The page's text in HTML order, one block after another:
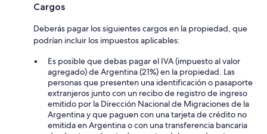
Cargos
Deberás pagar los siguientes cargos en la propiedad, que
podrían incluir los impuestos aplicables:
Es posible que debas pagar el IVA (impuesto al valor
agregado) de Argentina (21%) en la propiedad. Las
personas que presenten una identificación o pasaporte
extranjeros junto con un recibo de registro de ingreso
emitido por la Dirección Nacional de Migraciones de la
Argentina y que paguen con una tarjeta de crédito no
emitida en Argentina o con una transferencia bancaria